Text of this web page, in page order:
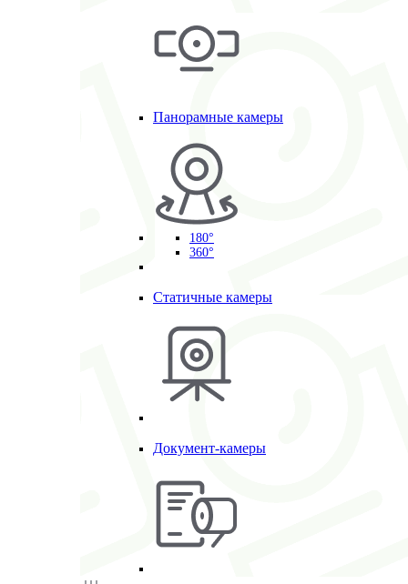
Панорамные камеры
180°
360°
Статичные камеры
Документ-камеры